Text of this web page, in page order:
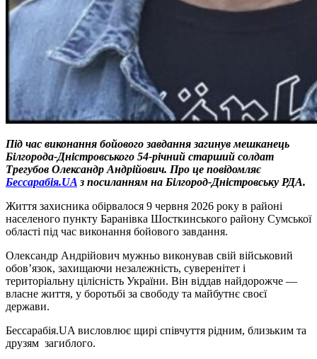
Під час виконання бойового завдання загинув мешканець
Білгорода-Дністровського 54-річний старший солдат
Трегубов Олександр Андрійович. Про це повідомляє
Бессарабія.UA з посиланням на Білгород-Дністровську РДА.
Життя захисника обірвалося 9 червня 2026 року в районі
населеного пункту Баранівка Шосткинського району Сумської
області під час виконання бойового завдання.
Олександр Андрійович мужньо виконував свій військовий
обов’язок, захищаючи незалежність, суверенітет і
територіальну цілісність України. Він віддав найдорожче —
власне життя, у боротьбі за свободу та майбутнє своєї
держави.
Бессарабія.UA висловлює щирі співчуття рідним, близьким та
друзям загиблого.